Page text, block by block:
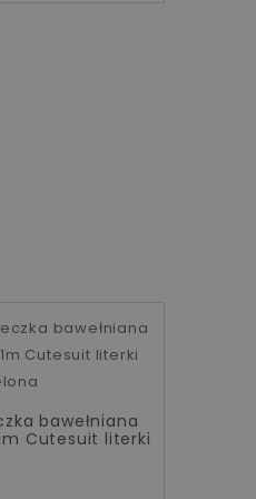
bawełniana
Cutesuit literki